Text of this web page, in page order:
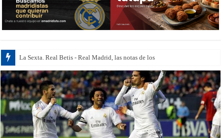
La Sexta. Real Betis - Real Madrid, las notas de los jugadores